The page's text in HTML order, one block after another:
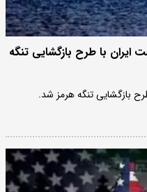
ایران با طرح بازگشایی تنگه
بازگشایی تنگه هرمز شد.